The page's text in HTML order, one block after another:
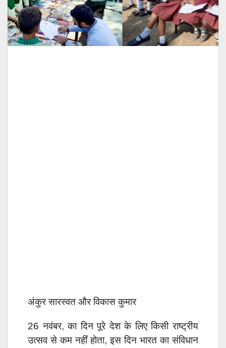
अंकुर सारस्वत और विकास कुमार
26 नवंबर, का दिन पूरे देश के लिए किसी राष्ट्रीय
उत्सव से कम नहींं होता, इस दिन भारत का संविधान